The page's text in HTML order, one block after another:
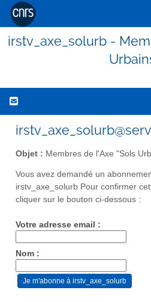
irstv_axe_solurb -
Objet : Membres de l'Axe "Sols
Vous avez demandé un
irstv_axe_solurb Pour confirmer
cliquer sur le bouton ci-dessous :
Votre adresse email :
Nom :